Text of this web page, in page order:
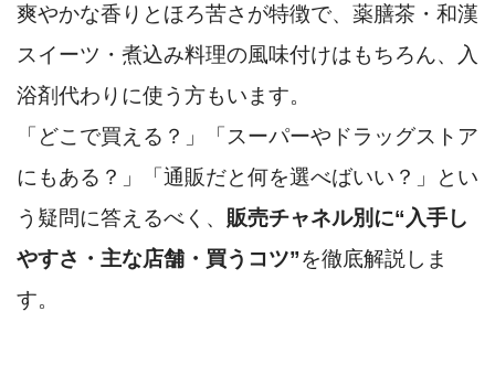
爽やかな香りとほろ苦さが特徴で、薬膳茶・和漢
スイーツ・煮込み料理の風味付けはもちろん、入
浴剤代わりに使う方もいます。
「どこで買える？」「スーパーやドラッグストア
にもある？」「通販だと何を選べばいい？」とい
う疑問に答えるべく、 販売チャネル別に“入手し
やすさ・主な店舗・買うコツ”を徹底解説しま
す。